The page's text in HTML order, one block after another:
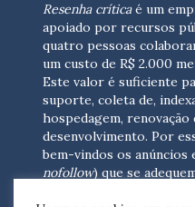
Resenha críticaé um
apoiado por recursos
quatro pessoas
um custo de R$ 2.000
Este valor é suficiente
suporte, coleta de,
hospedagem,
desenvolvimento. Por
bem-vindos os anúncios
nofollow) que se